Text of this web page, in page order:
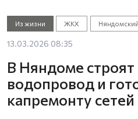
Из жизни ЖКХ
13.03.2026 08:35
В Няндоме
водопровод и
капремонту